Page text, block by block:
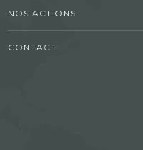
NOS ACTIONS
CONTACT